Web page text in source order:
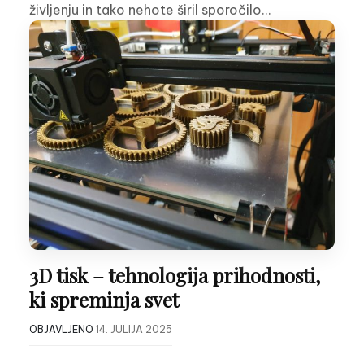
življenju in tako nehote širil sporočilo…
3D tisk – tehnologija prihodnosti,
ki spreminja svet
OBJAVLJENO 14. JULIJA 2025